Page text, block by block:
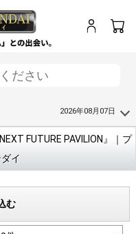
2026年08月07日
FUTURE PAVILION』｜プ
イ
む